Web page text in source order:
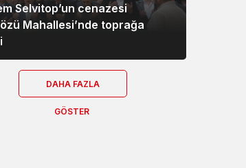
Selvitop’un cenazesi
Mahallesi’nde toprağa
DAHA FAZLA
GÖSTER